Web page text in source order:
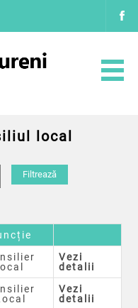
local
local
Vezi
detalii
Vezi
detalii